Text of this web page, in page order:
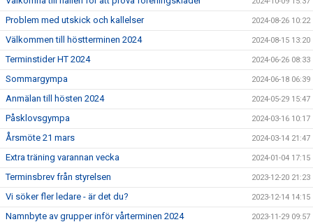
Problem med utskick och kallelser 2024-08-26 10:22
Välkommen till höstterminen 2024 2024-08-15 13:20
Terminstider HT 2024 2024-06-26 08:33
Sommargympa 2024-06-18 06:39
Anmälan till hösten 2024 2024-05-29 15:47
Påsklovsgympa 2024-03-16 10:17
Årsmöte 21 mars 2024-03-14 21:47
Extra träning varannan vecka 2024-01-04 17:15
Terminsbrev från styrelsen 2023-12-20 21:23
Vi söker fler ledare - är det du? 2023-12-14 14:15
Namnbyte av grupper inför vårterminen 2024 2023-11-29 09:57